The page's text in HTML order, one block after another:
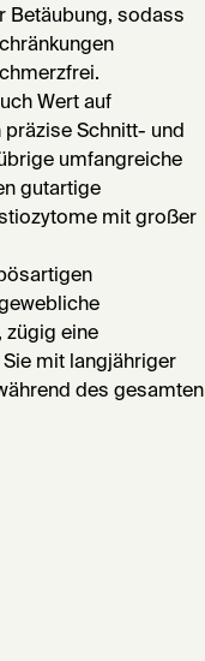
Betäubung, sodass
Wert auf
Schnitt- und
umfangreiche
gutartige
mit großer
zügig eine
mit langjähriger
des gesamten